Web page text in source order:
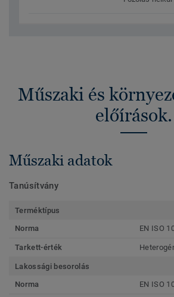
Műszaki és
előírások.
Műszaki adatok
Tanúsítvány
Terméktípus
Norma
EN ISO
Tarkett-érték
Lakossági besorolás
Norma
EN ISO